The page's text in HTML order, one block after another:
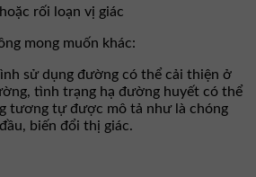
rối loạn vị giác
mong muốn khác:
sử dụng đường có thể cải thiện ở
tình trạng hạ đường huyết có thể
tương tự được mô tả như là chóng
biến đổi thị giác.